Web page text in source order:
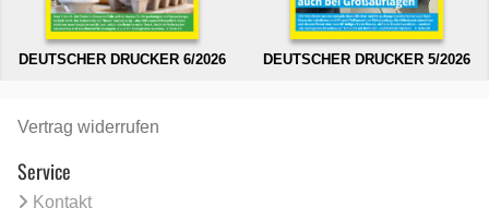
DEUTSCHER DRUCKER 6/2026 DEUTSCHER DRUCKER 5/2026
Vertrag widerrufen
Service
Kontakt